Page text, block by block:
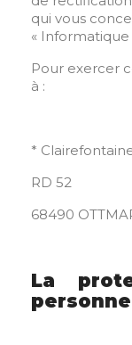
qui vous
« Informatique
Pour exercer
à :
*
RD 52
68490
La